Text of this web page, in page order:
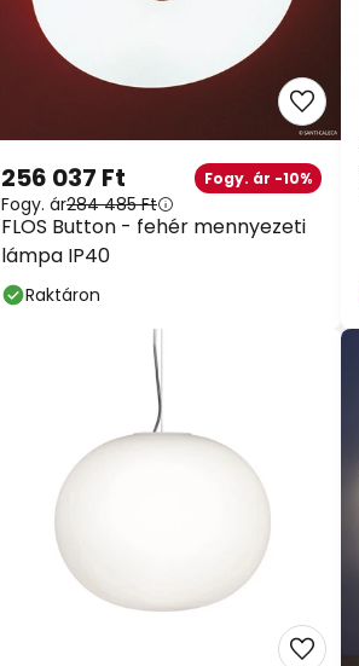
FLOS Button - fehér mennyezeti
lámpa IP40
256 037 Ft Fogy. ár -10%
Fogy. ár284 485 Ft
Raktáron